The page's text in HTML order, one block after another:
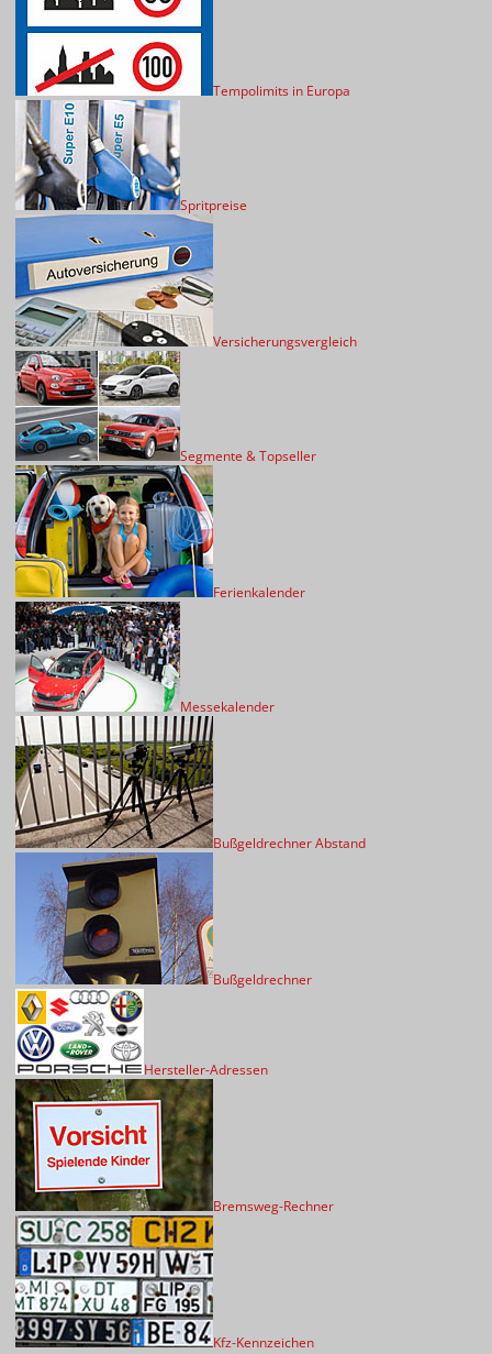
Tempolimits in Europa
Spritpreise
Versicherungsvergleich
Segmente & Topseller
Ferienkalender
Messekalender
Bußgeldrechner Abstand
Bußgeldrechner
Hersteller-Adressen
Bremsweg-Rechner
Kfz-Kennzeichen